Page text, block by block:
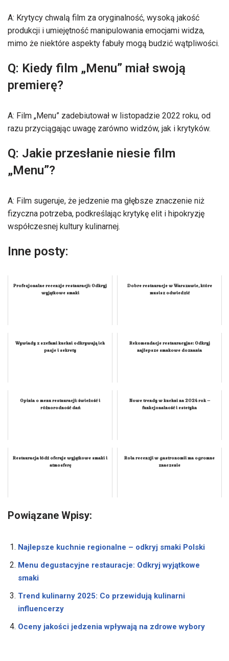
A: Krytycy chwalą film za oryginalność, wysoką jakość
produkcji i umiejętność manipulowania emocjami widza,
mimo że niektóre aspekty fabuły mogą budzić wątpliwości.
Q: Kiedy film „Menu” miał swoją
premierę?
A: Film „Menu” zadebiutował w listopadzie 2022 roku, od
razu przyciągając uwagę zarówno widzów, jak i krytyków.
Q: Jakie przesłanie niesie film
„Menu”?
A: Film sugeruje, że jedzenie ma głębsze znaczenie niż
fizyczna potrzeba, podkreślając krytykę elit i hipokryzję
współczesnej kultury kulinarnej.
Inne posty:
Profesjonalne recenzje restauracji: Odkryj
wyjątkowe smaki
Dobre restauracje w Warszawie, które
musisz odwiedzić
Wywiady z szefami kuchni odkrywają ich
pasje i sekrety
Rekomendacje restauracyjne: Odkryj
najlepsze smakowe doznania
Opinia o menu restauracji: świeżość i
różnorodność dań
Nowe trendy w kuchni na 2024 rok –
funkcjonalność i estetyka
Restauracja łódź oferuje wyjątkowe smaki i
atmosferę
Rola recenzji w gastronomii ma ogromne
znaczenie
Powiązane Wpisy:
Najlepsze kuchnie regionalne – odkryj smaki Polski
Menu degustacyjne restauracje: Odkryj wyjątkowe
smaki
Trend kulinarny 2025: Co przewidują kulinarni
influencerzy
Oceny jakości jedzenia wpływają na zdrowe wybory